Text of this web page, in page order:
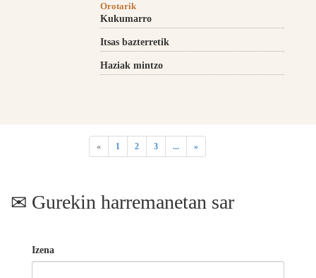
Orotarik
Kukumarro
Itsas bazterretik
Haziak mintzo
« 1 2 3 ... »
Gurekin harremanetan sar
Izena